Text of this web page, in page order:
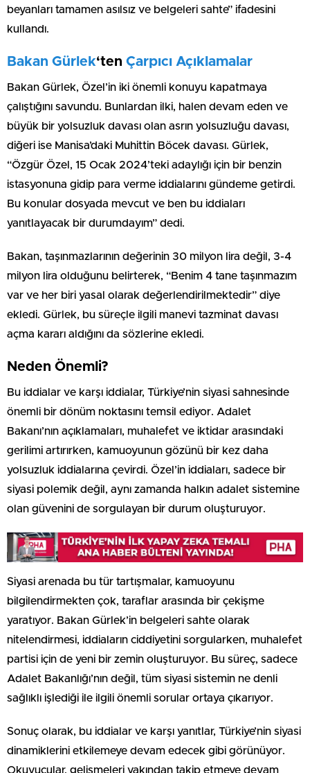
beyanları tamamen asılsız ve belgeleri sahte” ifadesini
kullandı.
Bakan Gürlek‘ten Çarpıcı Açıklamalar
Bakan Gürlek, Özel’in iki önemli konuyu kapatmaya
çalıştığını savundu. Bunlardan ilki, halen devam eden ve
büyük bir yolsuzluk davası olan asrın yolsuzluğu davası,
diğeri ise Manisa’daki Muhittin Böcek davası. Gürlek,
“Özgür Özel, 15 Ocak 2024’teki adaylığı için bir benzin
istasyonuna gidip para verme iddialarını gündeme getirdi.
Bu konular dosyada mevcut ve ben bu iddiaları
yanıtlayacak bir durumdayım” dedi.
Bakan, taşınmazlarının değerinin 30 milyon lira değil, 3-4
milyon lira olduğunu belirterek, “Benim 4 tane taşınmazım
var ve her biri yasal olarak değerlendirilmektedir” diye
ekledi. Gürlek, bu süreçle ilgili manevi tazminat davası
açma kararı aldığını da sözlerine ekledi.
Neden Önemli?
Bu iddialar ve karşı iddialar, Türkiye’nin siyasi sahnesinde
önemli bir dönüm noktasını temsil ediyor. Adalet
Bakanı’nın açıklamaları, muhalefet ve iktidar arasındaki
gerilimi artırırken, kamuoyunun gözünü bir kez daha
yolsuzluk iddialarına çevirdi. Özel’in iddiaları, sadece bir
siyasi polemik değil, aynı zamanda halkın adalet sistemine
olan güvenini de sorgulayan bir durum oluşturuyor.
Siyasi arenada bu tür tartışmalar, kamuoyunu
bilgilendirmekten çok, taraflar arasında bir çekişme
yaratıyor. Bakan Gürlek’in belgeleri sahte olarak
nitelendirmesi, iddiaların ciddiyetini sorgularken, muhalefet
partisi için de yeni bir zemin oluşturuyor. Bu süreç, sadece
Adalet Bakanlığı’nın değil, tüm siyasi sistemin ne denli
sağlıklı işlediği ile ilgili önemli sorular ortaya çıkarıyor.
Sonuç olarak, bu iddialar ve karşı yanıtlar, Türkiye’nin siyasi
dinamiklerini etkilemeye devam edecek gibi görünüyor.
Okuyucular, gelişmeleri yakından takip etmeye devam